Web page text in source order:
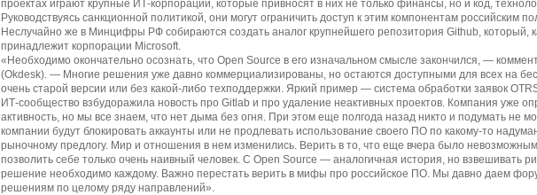
проектах играют крупные ИТ-корпорации, которые привносят в них не только финансы, но и код,
Руководствуясь санкционной политикой, они могут ограничить доступ к этим компонентам российским
Неслучайно же в Минцифры РФ собираются создать аналог крупнейшего репозитория Github, который,
принадлежит корпорации Microsoft.
«Необходимо окончательно осознать, что Open Source в его изначальном смысле закончился, —
(Okdesk). — Многие решения уже давно коммерциализированы, но остаются доступными для всех на
очень старой версии или без какой-либо техподдержки. Яркий пример — система обработки заявок
ИТ-сообщество взбудоражила новость про Gitlab и про удаление неактивных проектов. Компания уже
активность, но мы все знаем, что нет дыма без огня. При этом еще полгода назад никто и подумать не
компании будут блокировать аккаунты или не продлевать использование своего ПО по какому-то
рыночному предлогу. Мир и отношения в нем изменились. Верить в то, что еще вчера было
позволить себе только очень наивный человек. С Open Source — аналогичная история, но взвешивать
решение необходимо каждому. Важно перестать верить в мифы про российское ПО. Мы давно даем
решениям по целому ряду направлений».